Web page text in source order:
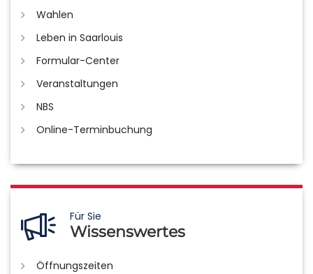
Wahlen
Leben in Saarlouis
Formular-Center
Veranstaltungen
NBS
Online-Terminbuchung
Für Sie
Wissenswertes
Öffnungszeiten